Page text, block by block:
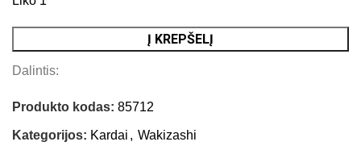
Į KREPŠELĮ
Dalintis:
Produkto kodas:85712
Kategorijos: Kardai , Wakizashi